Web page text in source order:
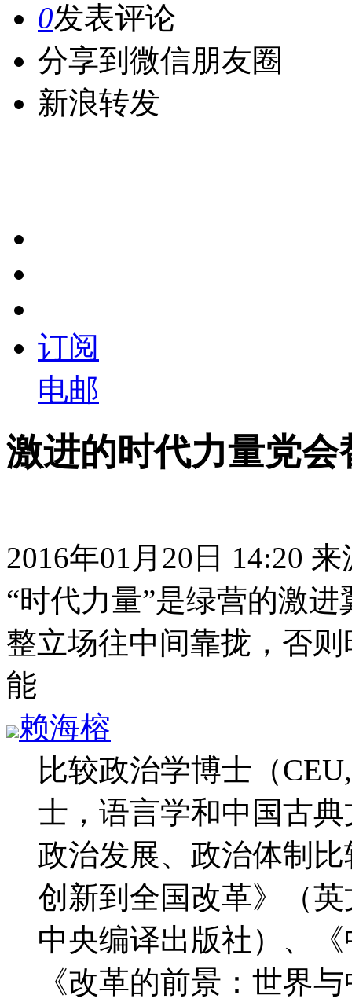
0发表评论
分享到微信朋友圈
新浪转发
订阅
电邮
激进的时代力量党
2016年01月20日 14:20
“时代力量”是绿营的激
整立场往中间靠拢，否
能
赖海榕
比较政治学博士（
士，语言学和中国古
政治发展、政治体制
创新到全国改革》（
中央编译出版社）、
《改革的前景：世界